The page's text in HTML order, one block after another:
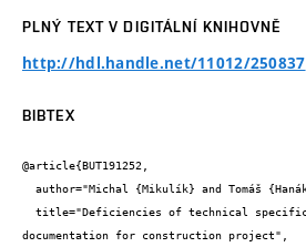
PLNÝ TEXT V DIGITÁLNÍ KNIHOVNĚ
http://hdl.handle.net/11012/250837
BIBTEX
@article{BUT191252,
documentation for construction project",